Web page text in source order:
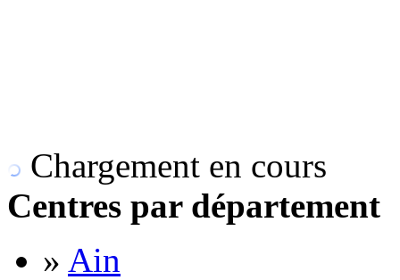
Chargement en cours
Centres par département
» Ain